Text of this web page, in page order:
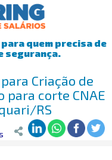
quem precisa de
segurança.
Criação de
para corte CNAE
RS
RS>Criação de outros